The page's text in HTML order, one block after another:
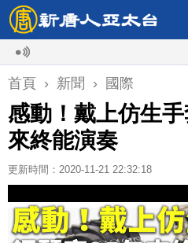
首頁 › 新聞 › 國際
感動！戴上仿生
來終能演奏
更新時間：2020-11-21 22:32:18